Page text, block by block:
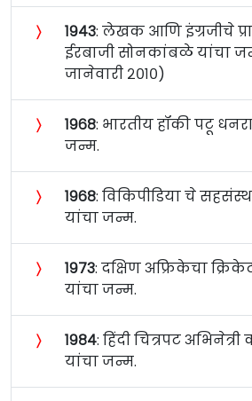
〉 १९४३: लेखक आणि इंग्रजीचे
ईरबाजी सोनकांबळे यांचा
जानेवारी २०१०)
〉 १९६८: भारतीय हॉकी पटू
जन्म.
〉 १९६८: विकिपीडिया चे
यांचा जन्म.
〉 १९७३: दक्षिण अफ्रिकेचा
यांचा जन्म.
〉 १९८४: हिंदी चित्रपट
यांचा जन्म.